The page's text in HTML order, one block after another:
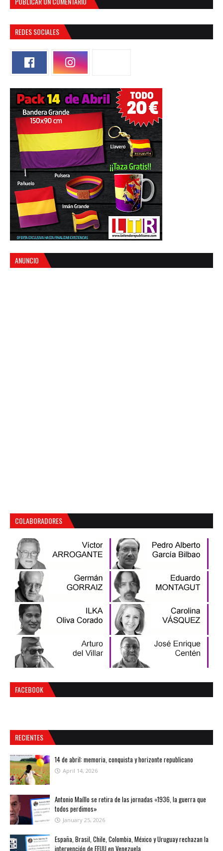
REDES SOCIALES
ANUNCIO
COLABORADORES
FACEBOOK
RECIENTES
14 de abril: memoria, conquista y horizonte republicano
April 14, 2026
Antonio Maíllo se retira de las jornadas «1936, la guerra que
todos perdimos»
January 25, 2026
España, Brasil, Chile, Colombia, México y Uruguay rechazan la
intervención de EEUU en Venezuela